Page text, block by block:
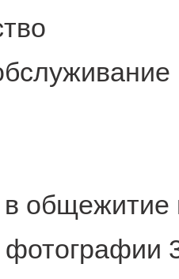
общежитие
фотографии